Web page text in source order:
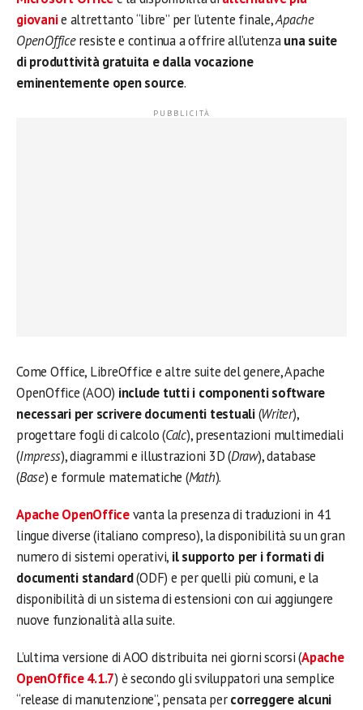
giovanie altrettanto “libre” per l’utente finale,Apache
OpenOfficeresiste e continua a offrire all’utenzauna suite
di produttività gratuita e dalla vocazione
eminentemente open source.
Come Office, LibreOffice e altre suite del genere, Apache
OpenOffice (AOO) include tutti i componenti software
necessari per scrivere documenti testuali(Writer),
progettare fogli di calcolo (Calc), presentazioni multimediali
(Impress), diagrammi e illustrazioni 3D (Draw), database
(Base) e formule matematiche (Math).
Apache OpenOfficevanta la presenza di traduzioni in 41
lingue diverse (italiano compreso), la disponibilità su un gran
numero di sistemi operativi, il supporto per i formati di
documenti standard(ODF) e per quelli più comuni, e la
disponibilità di un sistema di estensioni con cui aggiungere
nuove funzionalità alla suite.
L’ultima versione di AOO distribuita nei giorni scorsi (Apache
OpenOffice 4.1.7) è secondo gli sviluppatori una semplice
“release di manutenzione”, pensata percorreggere alcuni